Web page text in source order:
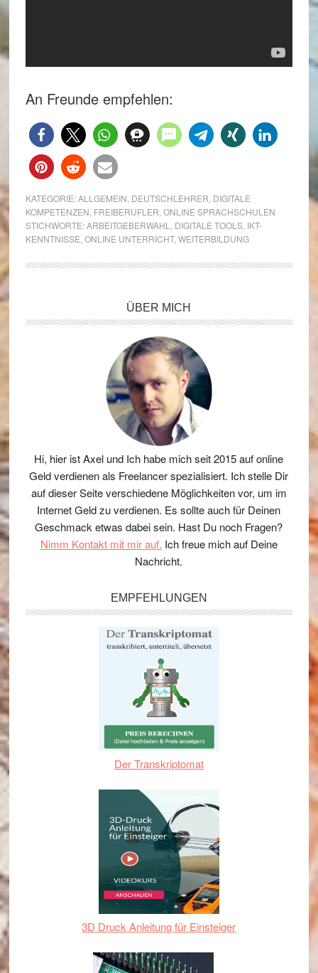
An Freunde empfehlen:
KATEGORIE:ALLGEMEIN DEUTSCHLEHRER DIGITALE
KOMPETENZEN FREIBERUFLER ONLINE SPRACHSCHULEN
STICHWORTE:ARBEITGEBERWAHL DIGITALE TOOLS, IKT-
KENNTNISSE ONLINE UNTERRICHT, WEITERBILDUNG
ÜBER MICH
Hi, hier ist Axel und Ich habe mich seit 2015 auf online
Geld verdienen als Freelancer spezialisiert. Ich stelle Dir
auf dieser Seite verschiedene Möglichkeiten vor, um im
Internet Geld zu verdienen. Es sollte auch für Deinen
Geschmack etwas dabei sein. Hast Du noch Fragen?
Nimm Kontakt mit mir auf. Ich freue mich auf Deine
Nachricht.
EMPFEHLUNGEN
Der Transkriptomat
3D Druck Anleitung für Einsteiger